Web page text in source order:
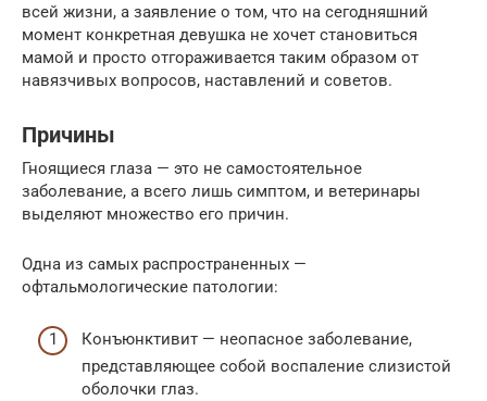
всей жизни, а заявление о том, что на сегодняшний
момент конкретная девушка не хочет становиться
мамой и просто отгораживается таким образом от
навязчивых вопросов, наставлений и советов.
Причины
Гноящиеся глаза — это не самостоятельное
заболевание, а всего лишь симптом, и ветеринары
выделяют множество его причин.
Одна из самых распространенных —
офтальмологические патологии:
Конъюнктивит — неопасное заболевание,
представляющее собой воспаление слизистой
оболочки глаз.